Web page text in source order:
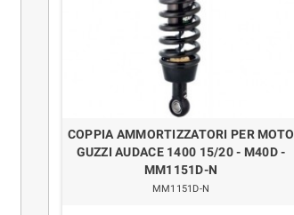
COPPIA AMMORTIZZATORI PER MOTO
GUZZI AUDACE 1400 15/20 - M40D -
MM1151D-N
MM1151D-N